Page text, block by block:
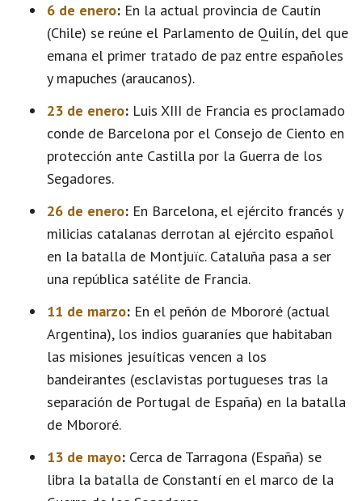
6 de enero: En la actual provincia de Cautín
(Chile) se reúne el Parlamento de Quilín, del que
emana el primer tratado de paz entre españoles
y mapuches (araucanos).
23 de enero: Luis XIII de Francia es proclamado
conde de Barcelona por el Consejo de Ciento en
protección ante Castilla por la Guerra de los
Segadores.
26 de enero: En Barcelona, el ejército francés y
milicias catalanas derrotan al ejército español
en la batalla de Montjuïc. Cataluña pasa a ser
una república satélite de Francia.
11 de marzo: En el peñón de Mbororé (actual
Argentina), los indios guaraníes que habitaban
las misiones jesuíticas vencen a los
bandeirantes (esclavistas portugueses tras la
separación de Portugal de España) en la batalla
de Mbororé.
13 de mayo: Cerca de Tarragona (España) se
libra la batalla de Constantí en el marco de la